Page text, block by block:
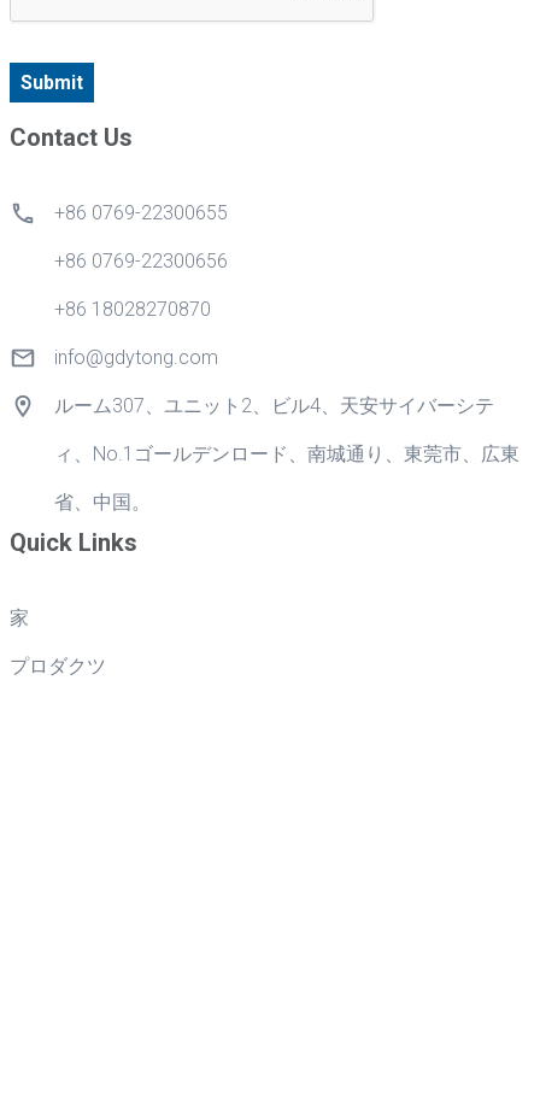
Quick Links
家
プロダクツ
Contact Us
+86 0769-22300655
+86 0769-22300656
+86 18028270870
info@gdytong.com
ルーム307、ユニット2、ビル4、天安サイバーシテ
ィ、No.1ゴールデンロード、南城通り、東莞市、広東
省、中国。
Submit